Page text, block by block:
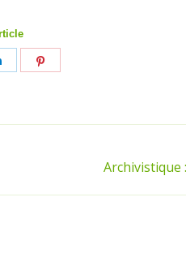
Partager
:
Archivistique